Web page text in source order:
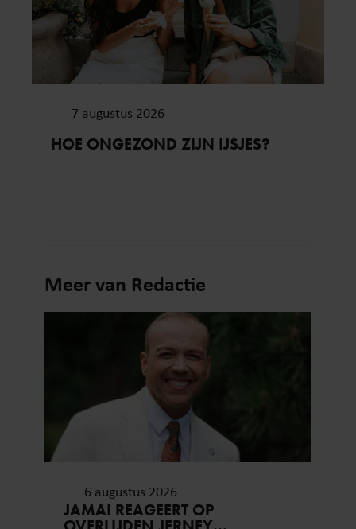
7 augustus 2026
HOE ONGEZOND ZIJN IJSJES?
Meer van Redactie
6 augustus 2026
JAMAI REAGEERT OP